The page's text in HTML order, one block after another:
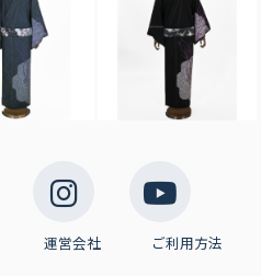
運営会社 ご利用方法